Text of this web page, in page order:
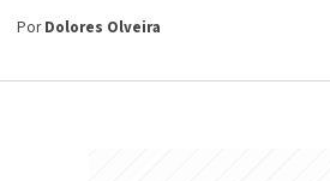
PorDolores Olveira